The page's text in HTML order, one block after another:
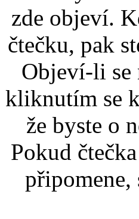
zde objeví.
čtečku, pak
Objeví-li se
kliknutím se
že byste o
Pokud